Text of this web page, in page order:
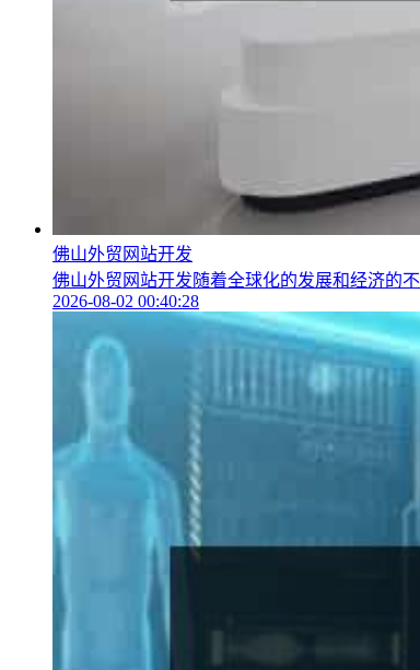
佛山外贸网站开发
佛山外贸网站开发随着全球化的发展和经济的
2026-08-02 00:40:28